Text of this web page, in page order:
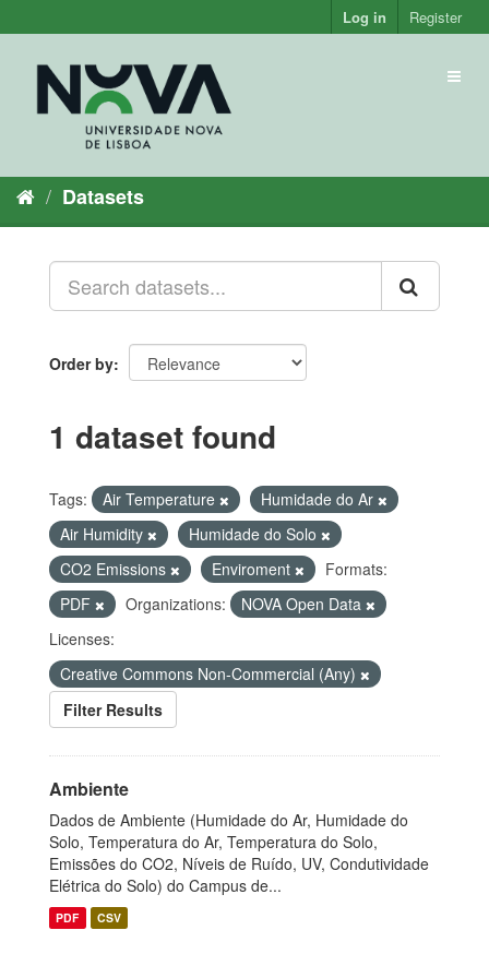
to
Log in Register
Datasets
Order by
1 dataset found
Tags: Air Temperature
Humidade do Ar
Air Humidity
Humidade do Solo
CO2 Emissions
Enviroment
Formats:
PDF
Organizations:
NOVA Open Data
Licenses:
Creative Commons Non-Commercial (Any)
Filter Results
Ambiente
Dados de Ambiente (Humidade do Ar, Humidade do
Solo, Temperatura do Ar, Temperatura do Solo,
Emissões do CO2, Níveis de Ruído, UV, Condutividade
Elétrica do Solo) do Campus de...
PDF CSV